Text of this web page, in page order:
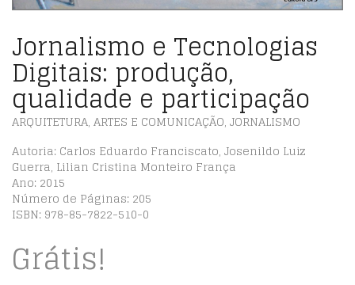
Jornalismo e Tecnologias
Digitais: produção,
qualidade e participação
ARQUITETURA, ARTES E COMUNICAÇÃO, JORNALISMO
Autoria: Carlos Eduardo Franciscato, Josenildo Luiz
Guerra, Lilian Cristina Monteiro França
Ano: 2015
Número de Páginas: 205
ISBN: 978-85-7822-510-0
Grátis!